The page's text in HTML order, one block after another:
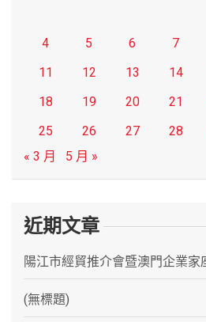
4
5 6 7
11
12 13 14
18
19 20 21
25
26 27 28
« 3 月
5 月 »
近期文章
陽江市經貿推介會暨澳門企業家
(無標題)